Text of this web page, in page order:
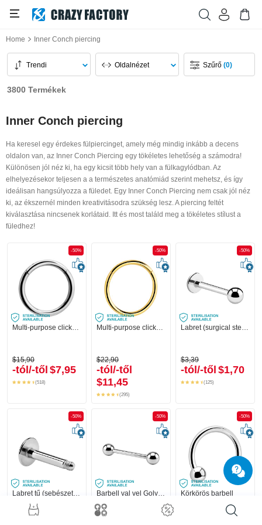
Home Inner Conch piercing
Trendi Oldalnézet Szűrő(0)
3800 Termékek
Inner Conch piercing
Ha keresel egy érdekes fülpiercinget, amely még mindig inkább a decens
oldalon van, az Inner Conch Piercing egy tökéletes lehetőség a számodra!
Különösen jól néz ki, ha egy kicsit több hely van a fülkagylódban. Az
elhelyezésekor teljesen a a természetes anatómiád szerint mehetsz, és így
ideálisan hangsúlyozza a füledet. Egy Inner Conch Piercing nem csak jól néz
ki, az ékszernél minden kreativitásodra szükség lesz. A piercing feltét
kiválasztása nincsenek korlátaid. Itt és most találd meg a tökéletes stílust a
füledhez!
-50%
Multi-purpose clicker (surgical steel, silver, shiny finish)
$15,90
-tól/-től $7,95
(518)
-50%
Multi-purpose clicker (surgical steel, gold, shiny finish)
$22,90
-tól/-től
$11,45
(295)
-50%
Labret (surgical steel, silver, shiny finish)
$3,39
-tól/-től $1,70
(125)
-50%
Labret tű (sebészeti acél, ezüst, fényes kivitel)
-50%
Barbell val vel Golyók
-50%
Körkörös barbell